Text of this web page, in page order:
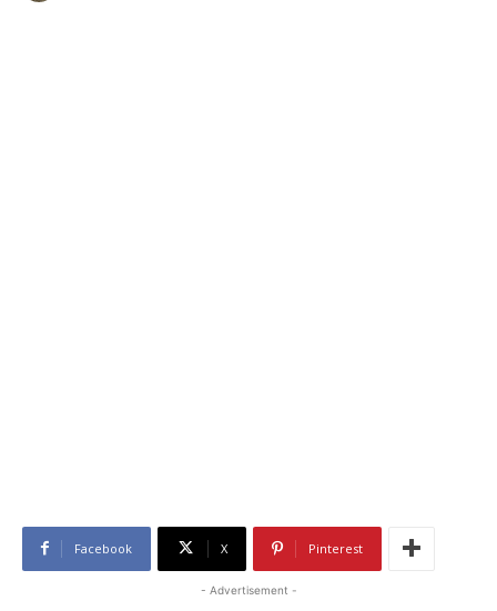
Facebook X Pinterest
- Advertisement -